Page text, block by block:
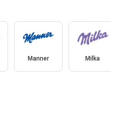
Manner Milka